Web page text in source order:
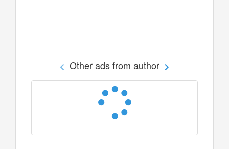
Other ads from author